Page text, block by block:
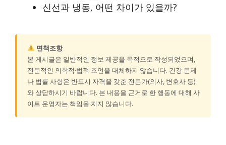
신선과 냉동, 어떤 차이가 있을까?
면책조항
본 게시글은 일반적인 정보 제공을 목적으로 작성되었으며,
전문적인 의학적·법적 조언을 대체하지 않습니다. 건강 문제
나 법률 사항은 반드시 자격을 갖춘 전문가(의사, 변호사 등)
와 상담하시기 바랍니다. 본 내용을 근거로 한 행동에 대해 사
이트 운영자는 책임을 지지 않습니다.